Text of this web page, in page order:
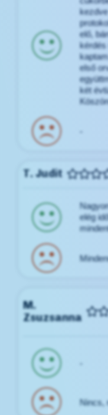
elő,
kérdés
első
két
T. Judit
elég
M.
Zsuzsanna
Nincs,